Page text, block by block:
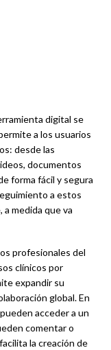
digital se
a los usuarios
desde las
documentos
forma fácil y segura
a estos
medida que va
profesionales del
clínicos por
expandir su
global. En
acceder a un
comentar o
la creación de